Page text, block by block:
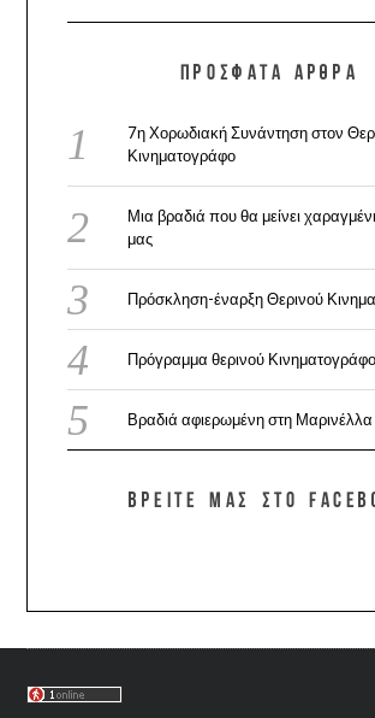
ΠΡΌΣΦΑΤΑ ΆΡΘΡΑ
7η Χορωδιακή Συνάντηση στον
Κινηματογράφο
Μια βραδιά που θα μείνει
μας
Πρόσκληση-έναρξη Θερινού
Πρόγραμμα θερινού
Βραδιά αφιερωμένη στη Μαρινέλλα
ΒΡΕΊΤΕ ΜΑΣ ΣΤΟ